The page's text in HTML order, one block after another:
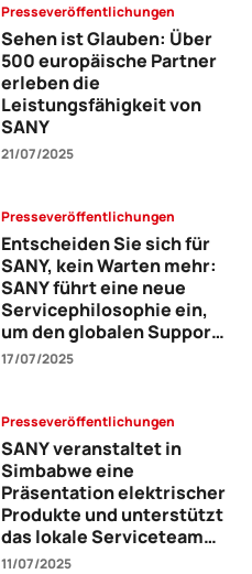
Presseveröffentlichungen
Sehen ist Glauben: Über
500 europäische Partner
erleben die
Leistungsfähigkeit von
SANY
21/07/2025
Presseveröffentlichungen
Entscheiden Sie sich für
SANY, kein Warten mehr:
SANY führt eine neue
Servicephilosophie ein,
um den globalen Support
zu verbessern
17/07/2025
Presseveröffentlichungen
SANY veranstaltet in
Simbabwe eine
Präsentation elektrischer
Produkte und unterstützt
das lokale Serviceteam
durch Schulungen
11/07/2025